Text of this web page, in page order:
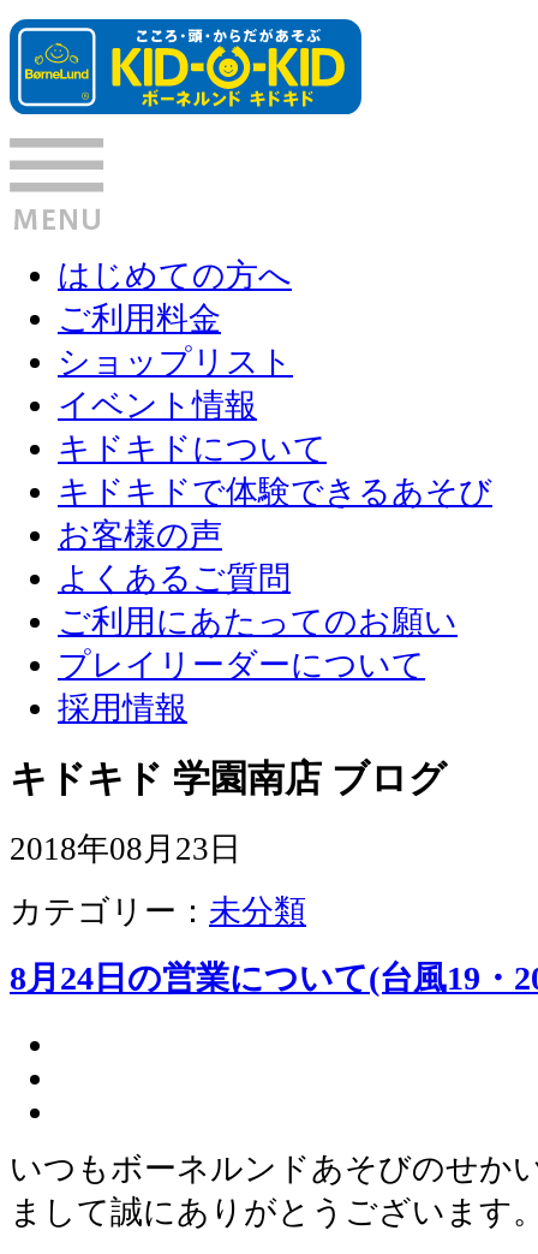
はじめての方へ
ご利用料金
ショップリスト
イベント情報
キドキドについて
キドキドで体験できるあそび
お客様の声
よくあるご質問
ご利用にあたってのお願い
プレイリーダーについて
採用情報
キドキド 学園南店 ブログ
2018年08月23日
カテゴリー： 未分類
8月24日の営業について(台風19・
いつもボーネルンドあそびのせか
まして誠にありがとうございます